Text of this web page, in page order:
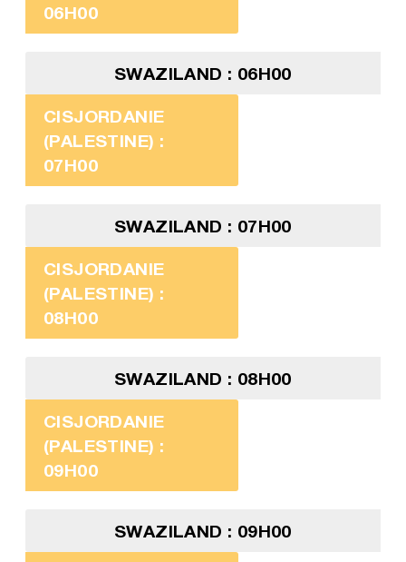
06H00
SWAZILAND : 06H00
CISJORDANIE
(PALESTINE) :
07H00
SWAZILAND : 07H00
CISJORDANIE
(PALESTINE) :
08H00
SWAZILAND : 08H00
CISJORDANIE
(PALESTINE) :
09H00
SWAZILAND : 09H00